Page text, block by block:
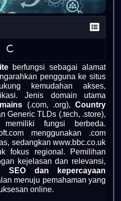
berfungsi sebagai alamat
pengguna ke situs
kemudahan akses,
Jenis domain utama
(.com, .org),Country
Generic TLDs (.tech, .store),
memiliki fungsi berbeda.
menggunakan .com
sedangkan www.bbc.co.uk
fokus regional. Pemilihan
kejelasan dan relevansi,
SEO dan kepercayaan
menuju pemahaman yang
online.